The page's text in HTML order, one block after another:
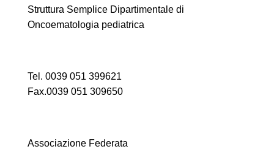
Struttura Semplice Dipartimentale di
Oncoematologia pediatrica
Tel. 0039 051 399621
Fax.0039 051 309650
Associazione Federata